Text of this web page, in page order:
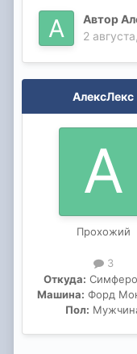
Автор
2
АлексЛекс
Прохожий
3
Откуда:
Машина: Форд
Пол: